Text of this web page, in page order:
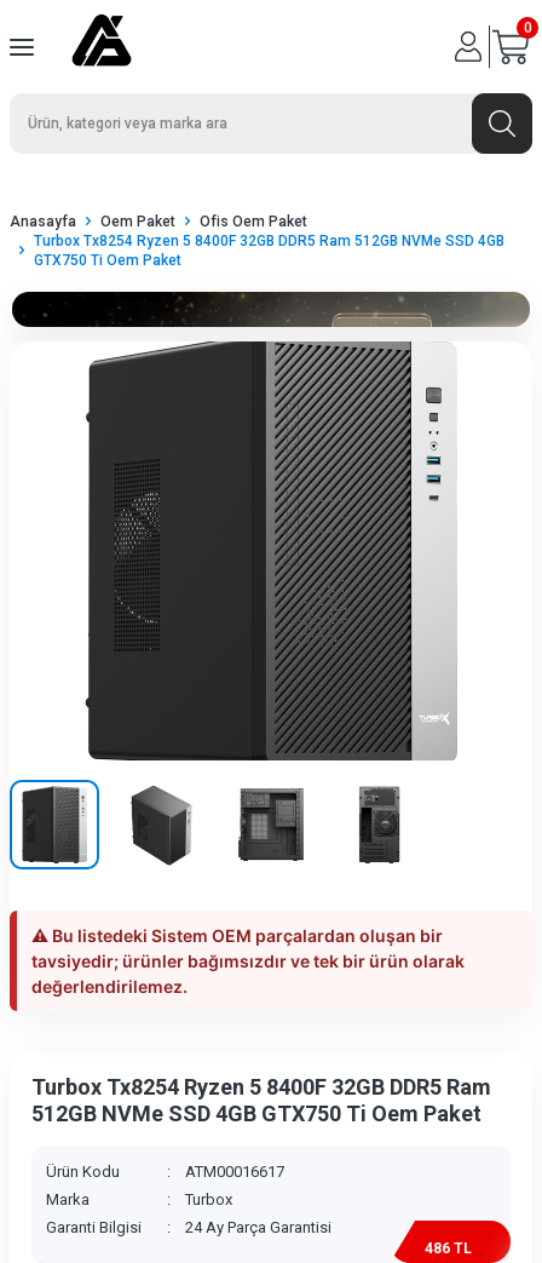
0
Anasayfa Oem Paket
Ofis Oem Paket
Turbox Tx8254 Ryzen 5 8400F 32GB DDR5 Ram 512GB NVMe SSD 4GB
GTX750 Ti Oem Paket
⚠️ Bu listedeki Sistem OEM parçalardan oluşan bir
tavsiyedir; ürünler bağımsızdır ve tek bir ürün olarak
değerlendirilemez.
Turbox Tx8254 Ryzen 5 8400F 32GB DDR5 Ram
512GB NVMe SSD 4GB GTX750 Ti Oem Paket
Ürün Kodu :
ATM00016617
Marka
:
Turbox
Garanti Bilgisi
: 24 Ay Parça Garantisi
486 TL